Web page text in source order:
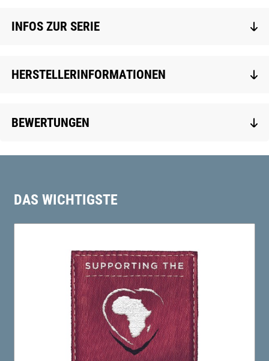
INFOS ZUR SERIE
HERSTELLERINFORMATIONEN
BEWERTUNGEN
DAS WICHTIGSTE